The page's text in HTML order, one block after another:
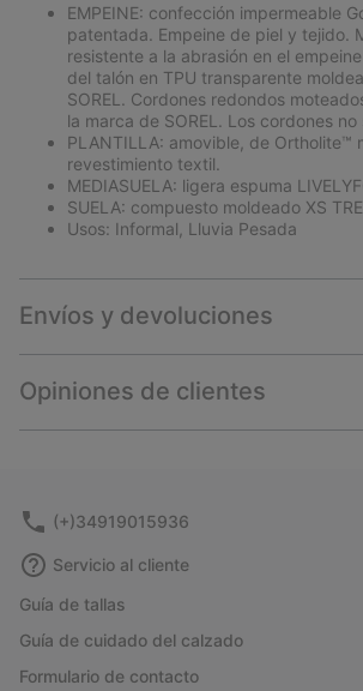
EMPEINE: confección impermeable
patentada. Empeine de piel y tejido.
resistente a la abrasión en el
del talón en TPU transparente
SOREL. Cordones redondos
la marca de SOREL. Los cordones no
PLANTILLA: amovible, de Ortholite™
revestimiento textil.
MEDIASUELA: ligera espuma
SUELA: compuesto moldeado XS
Usos: Informal, Lluvia Pesada
Envíos y devoluciones
Opiniones de clientes
(+)34919015936
Servicio al cliente
Guía de tallas
Guía de cuidado del calzado
Formulario de contacto